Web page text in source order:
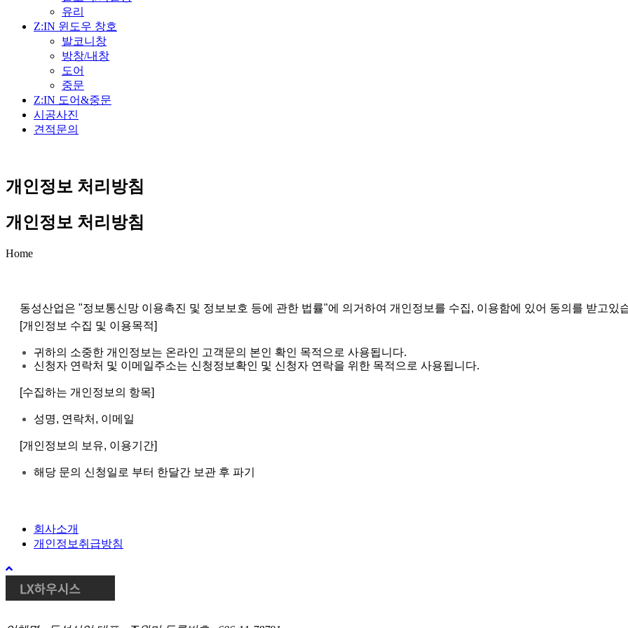
유리
Z:IN 윈도우 창호
발코니창
방창/내창
도어
중문
Z:IN 도어&중문
시공사진
견적문의
개인정보 처리방침
개인정보 처리방침
Home
동성산업은 "정보통신망 이용촉진 및 정보보호 등에 관한 법률"에 의거하여 개인정보를 수집, 이용함에 있어 동의를 받고있
[개인정보 수집 및 이용목적]
귀하의 소중한 개인정보는 온라인 고객문의 본인 확인 목적으로 사용됩니다.
신청자 연락처 및 이메일주소는 신청정보확인 및 신청자 연락을 위한 목적으로 사용됩니다.
[수집하는 개인정보의 항목]
성명, 연락처, 이메일
[개인정보의 보유, 이용기간]
해당 문의 신청일로 부터 한달간 보관 후 파기
회사소개
개인정보취급방침
위
로